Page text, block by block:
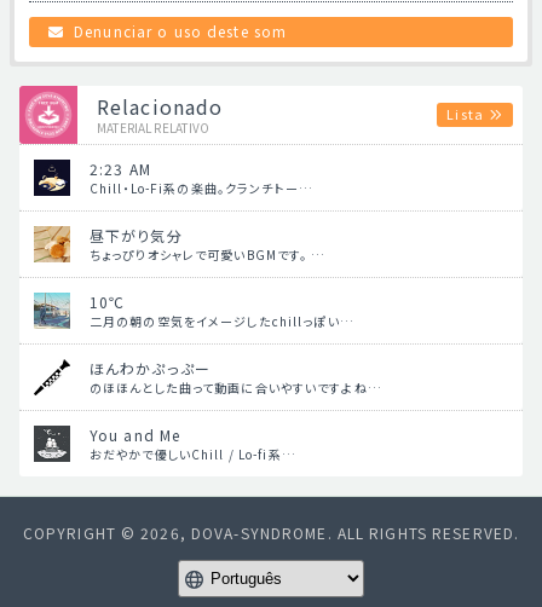
Denunciar o uso deste som
Relacionado
MATERIAL RELATIVO
Lista
2:23 AM
Chill・Lo-Fi系の楽曲。クランチトー…
昼下がり気分
ちょっぴりオシャレで可愛いBGMです。 …
10℃
二月の朝の空気をイメージしたchillっぽい…
ほんわかぷっぷー
のほほんとした曲って動画に合いやすいですよね…
You and Me
おだやかで優しいChill / Lo-fi系…
COPYRIGHT © 2026, DOVA-SYNDROME. ALL RIGHTS RESERVED.